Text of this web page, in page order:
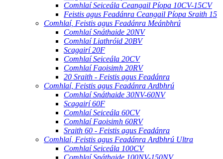
Comhlaí Seiceála Ceangail Píopa 10CV-15CV
Feistis agus Feadánra Ceangail Píopa Sraith 15
Comhlaí, Feistis agus Feadánra Meánbhrú
Comhlaí Snáthaide 20NV
Comhlaí Liathróid 20BV
Scagairí 20F
Comhlaí Seiceála 20CV
Comhlaí Faoisimh 20RV
20 Sraith - Feistis agus Feadánra
Comhlaí, Feistis agus Feadánra Ardbhrú
Comhlaí Snáthaide 30NV-60NV
Scagairí 60F
Comhlaí Seiceála 60CV
Comhlaí Faoisimh 60RV
Sraith 60 - Feistis agus Feadánra
Comhlaí, Feistis agus Feadánra Ardbhrú Ultra
Comhlaí Seiceála 100CV
Comhlaí Snáthaide 100NV-150NV